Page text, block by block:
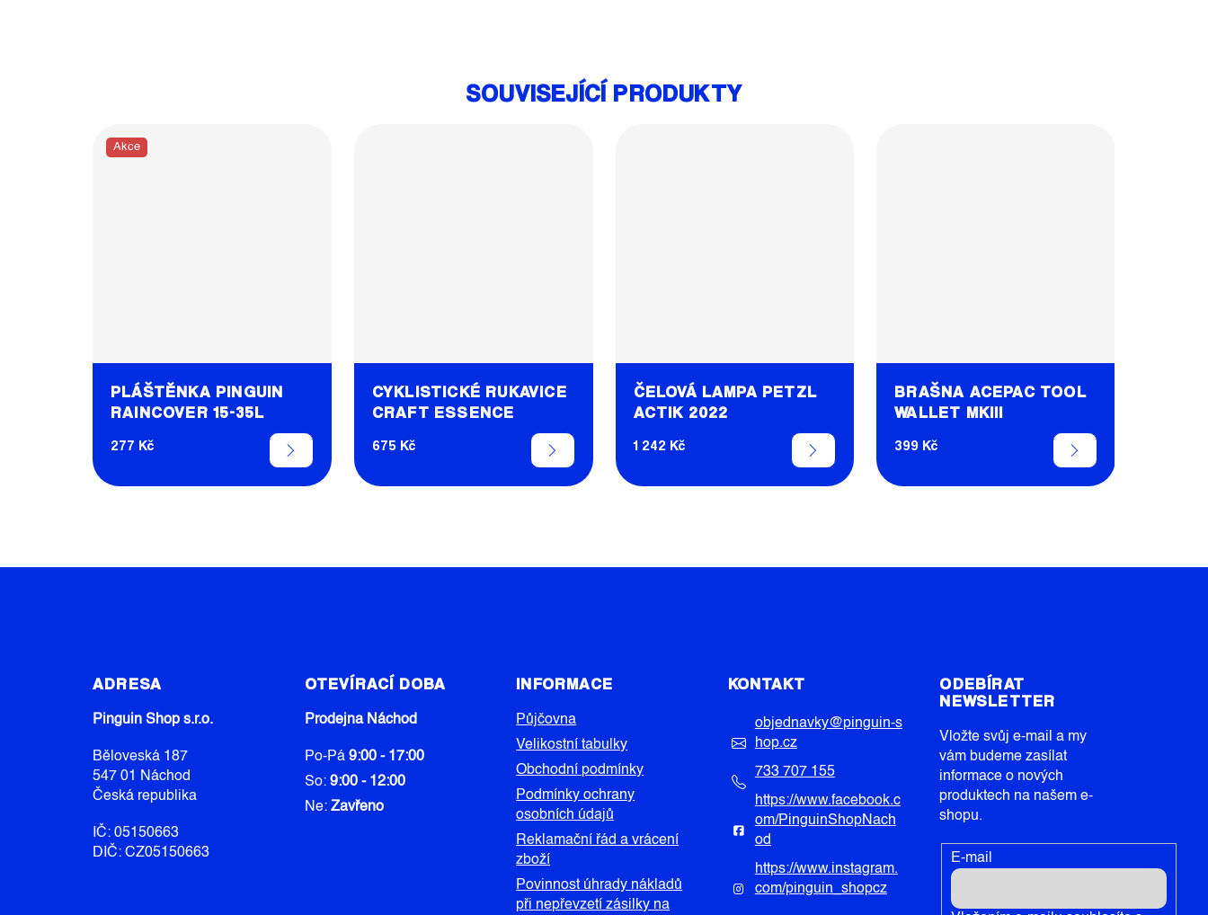
SOUVISEJÍCÍ PRODUKTY
Akce
PLÁŠTĚNKA PINGUIN
RAINCOVER 15-35L
277 Kč
CYKLISTICKÉ RUKAVICE
CRAFT ESSENCE
675 Kč
ČELOVÁ LAMPA PETZL
ACTIK 2022
1 242 Kč
BRAŠNA ACEPAC TOOL
WALLET MKIII
399 Kč
ADRESA
Pinguin Shop s.r.o.
Běloveská 187
547 01 Náchod
Česká republika
IČ: 05150663
DIČ: CZ05150663
OTEVÍRACÍ DOBA
Prodejna Náchod
Po-Pá 9:00 - 17:00
So: 9:00 - 12:00
Ne: Zavřeno
INFORMACE
Půjčovna
Velikostní tabulky
Obchodní podmínky
Podmínky ochrany
osobních údajů
Reklamační řád a vrácení
zboží
Povinnost úhrady nákladů
při nepřevzetí zásilky na
KONTAKT
objednavky@pinguin-s
hop.cz
733 707 155
https://www.facebook.c
om/PinguinShopNach
od
https://www.instagram.
com/pinguin_shopcz
ODEBÍRAT
NEWSLETTER
Vložte svůj e-mail a my
vám budeme zasílat
informace o nových
produktech na našem e-
shopu.
E-mail